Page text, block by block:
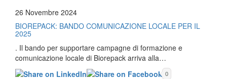
26 Novembre 2024
BIOREPACK: BANDO COMUNICAZIONE LOCALE PER IL
2025
. Il bando per supportare campagne di formazione e
comunicazione locale di Biorepack arriva alla…
0